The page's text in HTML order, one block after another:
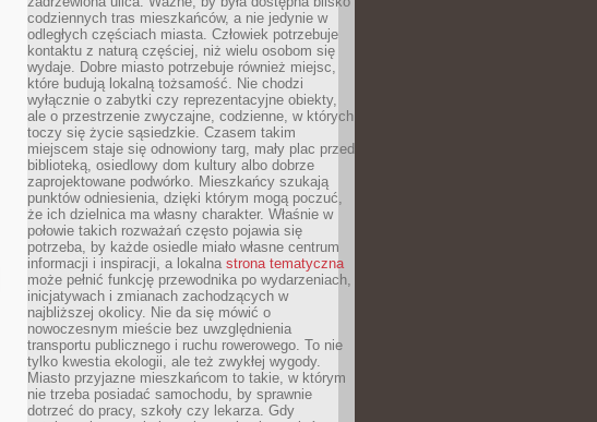
codziennych tras mieszkańców, a nie jedynie w
odległych częściach miasta. Człowiek potrzebuje
kontaktu z naturą częściej, niż wielu osobom się
wydaje. Dobre miasto potrzebuje również miejsc,
które budują lokalną tożsamość. Nie chodzi
wyłącznie o zabytki czy reprezentacyjne obiekty,
ale o przestrzenie zwyczajne, codzienne, w których
toczy się życie sąsiedzkie. Czasem takim
miejscem staje się odnowiony targ, mały plac przed
biblioteką, osiedlowy dom kultury albo dobrze
zaprojektowane podwórko. Mieszkańcy szukają
punktów odniesienia, dzięki którym mogą poczuć,
że ich dzielnica ma własny charakter. Właśnie w
połowie takich rozważań często pojawia się
potrzeba, by każde osiedle miało własne centrum
informacji i inspiracji, a lokalna strona tematyczna
może pełnić funkcję przewodnika po wydarzeniach,
inicjatywach i zmianach zachodzących w
najbliższej okolicy. Nie da się mówić o
nowoczesnym mieście bez uwzględnienia
transportu publicznego i ruchu rowerowego. To nie
tylko kwestia ekologii, ale też zwykłej wygody.
Miasto przyjazne mieszkańcom to takie, w którym
nie trzeba posiadać samochodu, by sprawnie
dotrzeć do pracy, szkoły czy lekarza. Gdy